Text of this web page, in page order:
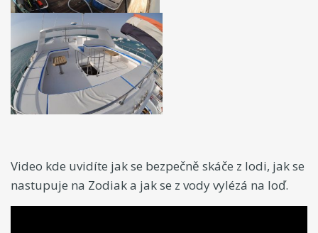
Video kde uvidíte jak se bezpečně skáče z lodi, jak se
nastupuje na Zodiak a jak se z vody vylézá na loď.